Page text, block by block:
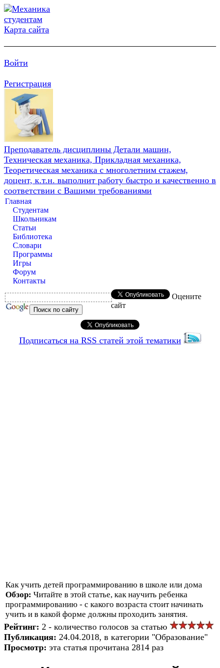
Карта сайта
Войти
Регистрация
Преподаватель дисциплины Детали машин,
Техническая механика, Прикладная механика,
Теоретическая механика с многолетним стажем,
доцент, к.т.н. выполнит работу быстро и качественно в
соответствии с Вашими требованиями
Главная
Студентам
Школьникам
Статьи
Библиотека
Словари
Программы
Игры
Форум
Контакты
Оцените
сайт
Подписаться на RSS статей этой тематики
Как учить детей программированию в школе или дома
Обзор: Читайте в этой статье, как научить ребенка
программированию - с какого возраста стоит начинать
учить и в какой форме должны проходить занятия.
Рейтинг: 2 - количество голосов за статью
Публикация: 24.04.2018, в категории "Образование"
Просмотр: эта статья прочитана 2814 раз